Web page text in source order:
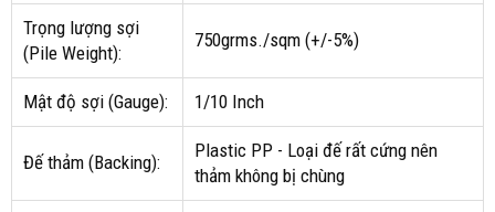
Trọng lượng sợi
(Pile Weight):
750grms./sqm (+/-5%)
Mật độ sợi (Gauge): 1/10 Inch
Đế thảm (Backing):
Plastic PP - Loại đế rất cứng nên
thảm không bị chùng